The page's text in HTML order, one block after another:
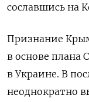
сославшись на
Признание
в основе
в Украине. В
неоднократно